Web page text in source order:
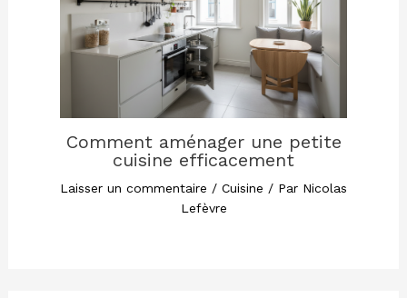
Comment aménager une petite
cuisine efficacement
Laisser un commentaire / Cuisine / Par Nicolas
Lefèvre